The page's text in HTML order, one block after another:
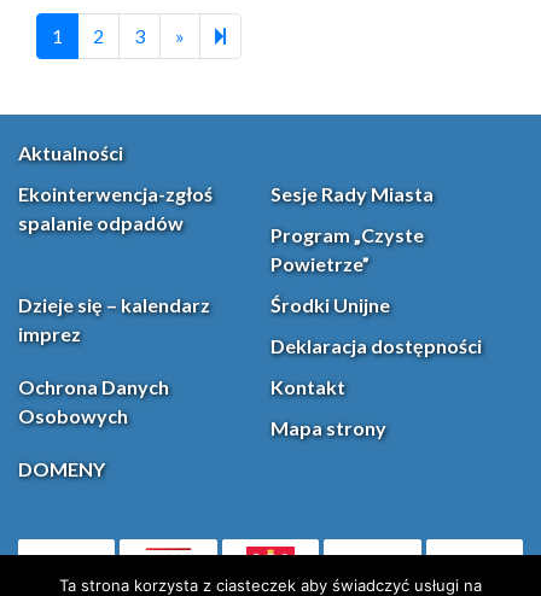
1 2 3 » Next page
34
Aktualności
Ekointerwencja-zgłoś
spalanie odpadów
Sesje Rady Miasta
Program „Czyste
Powietrze”
Dzieje się – kalendarz
imprez
Środki Unijne
Deklaracja dostępności
Ochrona Danych
Osobowych
Kontakt
Mapa strony
DOMENY
(otwiera się w nowej karcie)
Ta strona korzysta z ciasteczek aby świadczyć usługi na